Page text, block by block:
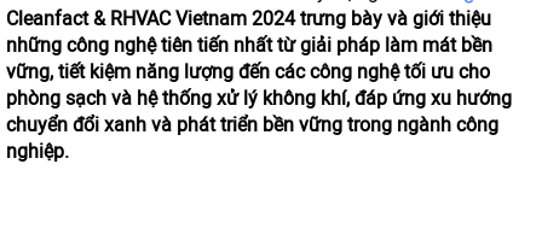
Cleanfact & RHVAC Vietnam 2024 trưng bày và giới thiệu
những công nghệ tiên tiến nhất từ giải pháp làm mát bền
vững, tiết kiệm năng lượng đến các công nghệ tối ưu cho
phòng sạch và hệ thống xử lý không khí, đáp ứng xu hướng
chuyển đổi xanh và phát triển bền vững trong ngành công
nghiệp.